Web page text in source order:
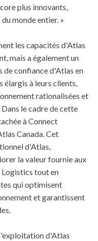
plus innovants,
monde entier. »
les capacités d'Atlas
mais a également un
de confiance d'Atlas en
à leurs clients,
rationalisées et
le cadre de cette
à Connect
Canada. Cet
d'Atlas,
la valeur fournie aux
tout en
qui optimisent
et garantissent
d'Atlas